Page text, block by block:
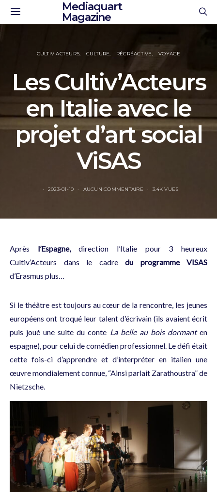
Mediaquart
Magazine
CULTIV'ACTEURS CULTURE RÉCRÉACTIVE VOYAGE
Les Cultiv’Acteurs
en Italie avec le
projet d’art social
ViSAS
2023-01-10 AUCUN COMMENTAIRE 3.4K VUES
Après l’Espagne,direction l’Italie pour 3 heureux
Cultiv’Acteurs dans le cadre du programme VISAS
d’Erasmus plus…
Si le théâtre est toujours au cœur de la rencontre, les jeunes
européens ont troqué leur talent d’écrivain (ils avaient écrit
puis joué une suite du conte La belle au bois dormanten
espagne), pour celui de comédien professionnel. Le défi était
cette fois-ci d’apprendre et d’interpréter en italien une
œuvre mondialement connue, “Ainsi parlait Zarathoustra” de
Nietzsche.